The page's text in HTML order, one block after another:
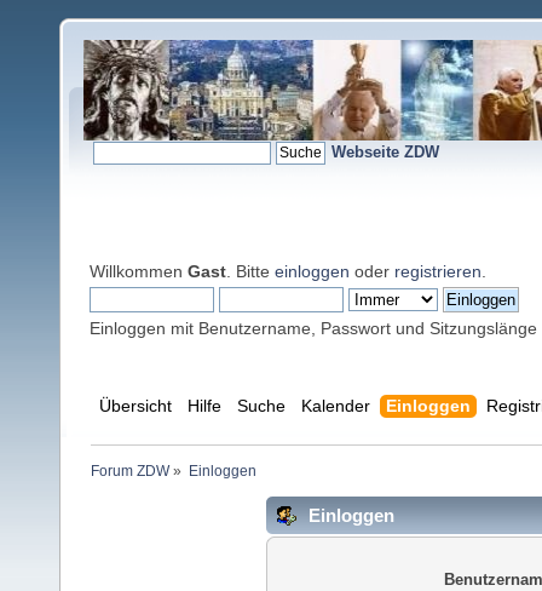
Webseite ZDW
Willkommen Gast . Bitte einloggen oder registrieren
Einloggen mit Benutzername, Passwort und Sitzungslänge
Übersicht Hilfe Suche Kalender Einloggen
Forum ZDW» Einloggen
Einloggen